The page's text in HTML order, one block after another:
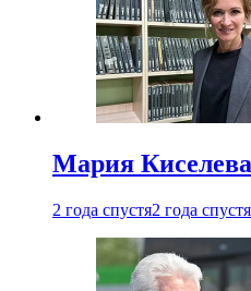
Мария
2 года спустя2 года спустя